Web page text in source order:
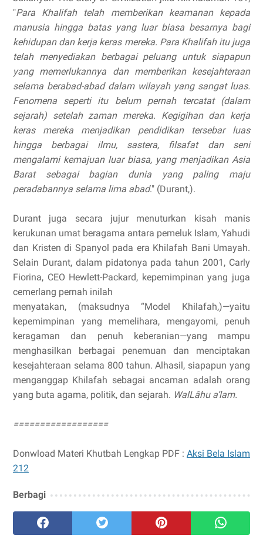
"Para Khalifah telah memberikan keamanan kepada
manusia hingga batas yang luar biasa besarnya bagi
kehidupan dan kerja keras mereka. Para Khalifah itu juga
telah menyediakan berbagai peluang untuk siapapun
yang memerlukannya dan memberikan kesejahteraan
selama berabad-abad dalam wilayah yang sangat luas.
Fenomena seperti itu belum pernah tercatat (dalam
sejarah) setelah zaman mereka. Kegigihan dan kerja
keras mereka menjadikan pendidikan tersebar luas
hingga berbagai ilmu, sastera, filsafat dan seni
mengalami kemajuan luar biasa, yang menjadikan Asia
Barat sebagai bagian dunia yang paling maju
peradabannya selama lima abad." (Durant,).
Durant juga secara jujur menuturkan kisah manis
kerukunan umat beragama antara pemeluk Islam, Yahudi
dan Kristen di Spanyol pada era Khilafah Bani Umayah.
Selain Durant, dalam pidatonya pada tahun 2001, Carly
Fiorina, CEO Hewlett-Packard, kepemimpinan yang juga
cemerlang pernah inilah
menyatakan, (maksudnya “Model Khilafah,)—yaitu
kepemimpinan yang memelihara, mengayomi, penuh
keragaman dan penuh keberanian—yang mampu
menghasilkan berbagai penemuan dan menciptakan
kesejahteraan selama 800 tahun. Alhasil, siapapun yang
menganggap Khilafah sebagai ancaman adalah orang
yang buta agama, politik, dan sejarah. WalLâhu a’lam.
==================
Donwload Materi Khutbah Lengkap PDF : Aksi Bela Islam
212
Berbagi